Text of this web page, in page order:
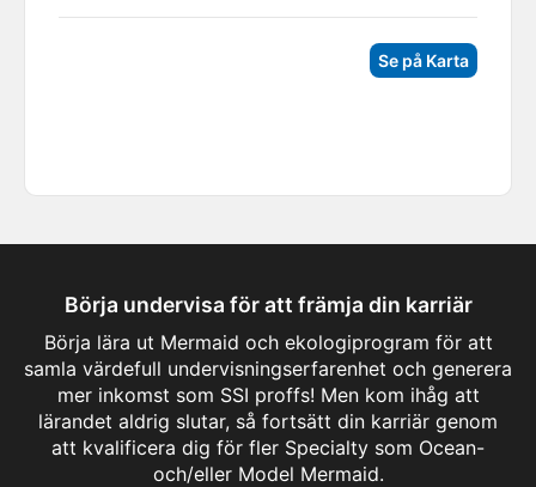
Se på Karta
Börja undervisa för att främja din karriär
Börja lära ut Mermaid och ekologiprogram för att
samla värdefull undervisningserfarenhet och generera
mer inkomst som SSI proffs! Men kom ihåg att
lärandet aldrig slutar, så fortsätt din karriär genom
att kvalificera dig för fler Specialty som Ocean-
och/eller Model Mermaid.